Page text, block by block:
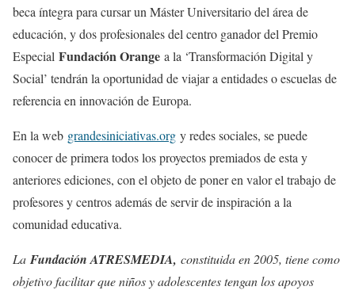
beca íntegra para cursar un Máster Universitario del área de
educación, y dos profesionales del centro ganador del Premio
Especial Fundación Orange a la ‘Transformación Digital y
Social’ tendrán la oportunidad de viajar a entidades o escuelas de
referencia en innovación de Europa.
En la web grandesiniciativas.org y redes sociales, se puede
conocer de primera todos los proyectos premiados de esta y
anteriores ediciones, con el objeto de poner en valor el trabajo de
profesores y centros además de servir de inspiración a la
comunidad educativa.
La Fundación ATRESMEDIA, constituida en 2005, tiene como
objetivo facilitar que niños y adolescentes tengan los apoyos